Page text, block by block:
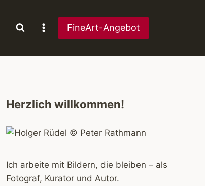
FineArt-Angebot
Herzlich willkommen!
Ich arbeite mit Bildern, die bleiben – als
Fotograf, Kurator und Autor.